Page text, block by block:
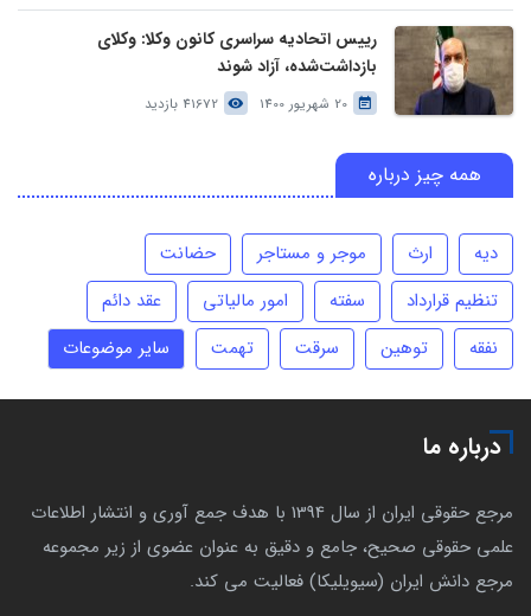
رییس اتحادیه سراسری کانون وکلا: وکلای
بازداشت‌شده، آزاد شوند
20 شهریور 1400 41672 بازدید
همه چیز درباره
دیه ارث موجر و مستاجر
حضانت
تنظیم قرارداد
سفته امور مالیاتی
عقد دائم
نفقه
توهین سرقت تهمت سایر موضوعات
درباره ما
مرجع حقوقی ایران از سال 1394 با هدف جمع آوری و انتشار اطلاعات
علمی حقوقی صحیح، جامع و دقیق به عنوان عضوی از زیر مجموعه
مرجع دانش ایران (سیویلیکا) فعالیت می کند.